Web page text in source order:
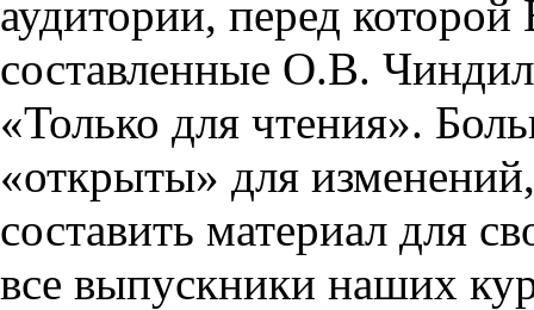
аудитории, перед
составленные О.В.
«Только для чтения».
«открыты» для
составить материал для
все выпускники наших